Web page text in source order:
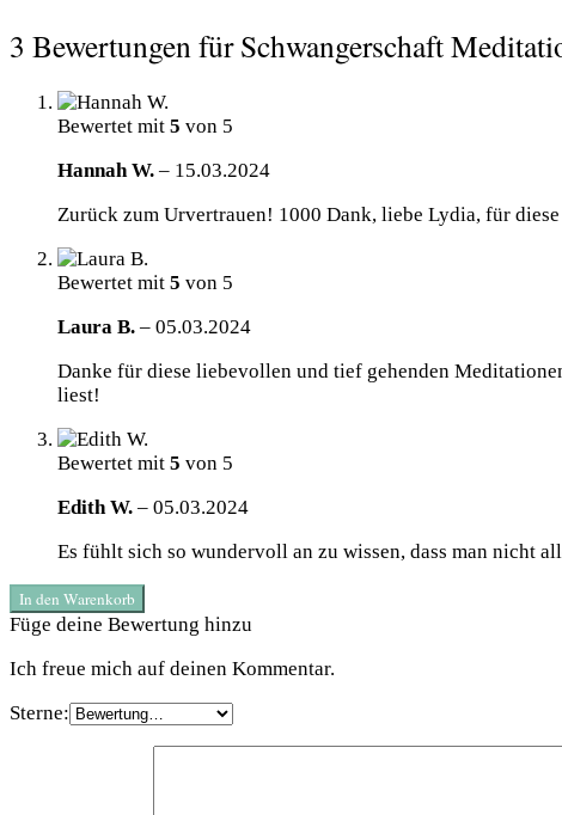
3 Bewertungen fürSchwangerschaft
Bewertet mit 5 von 5
Hannah W. – 15.03.2024
Zurück zum Urvertrauen! 1000 Dank, liebe Lydia, für
Bewertet mit 5 von 5
Laura B. – 05.03.2024
Danke für diese liebevollen und tief gehenden
liest!
Bewertet mit 5 von 5
Edith W. – 05.03.2024
Es fühlt sich so wundervoll an zu wissen, dass man nicht
In den Warenkorb
Füge deine Bewertung hinzu
Ich freue mich auf deinen Kommentar.
Sterne: